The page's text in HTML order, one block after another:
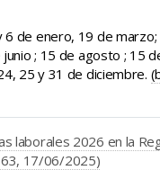
6 de enero, 19 de
; 15 de agosto ; 15
25 y 31 de diciembre.
laborales 2026 en la
17/06/2025)